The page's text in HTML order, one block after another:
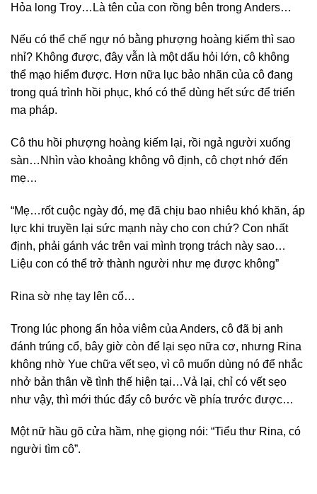
Hỏa long Troy…Là tên của con rồng bên trong Anders…
Nếu có thể chế ngự nó bằng phượng hoàng kiếm thì sao
nhỉ? Không được, đây vẫn là một dấu hỏi lớn, cô không
thể mạo hiểm được. Hơn nữa lục bảo nhãn của cô đang
trong quá trình hồi phục, khó có thể dùng hết sức để triển
ma pháp.
Cô thu hồi phượng hoàng kiếm lại, rồi ngả người xuống
sàn…Nhìn vào khoảng không vô định, cô chợt nhớ đến
mẹ…
“Mẹ…rốt cuộc ngày đó, mẹ đã chịu bao nhiêu khó khăn, áp
lực khi truyền lại sức mạnh này cho con chứ? Con nhất
định, phải gánh vác trên vai mình trọng trách này sao…
Liệu con có thể trở thành người như mẹ được không”
Rina sờ nhẹ tay lên cổ…
Trong lúc phong ấn hỏa viêm của Anders, cô đã bị anh
đánh trúng cổ, bây giờ còn để lại sẹo nữa cơ, nhưng Rina
không nhờ Yue chữa vết sẹo, vì cô muốn dùng nó để nhắc
nhở bản thân về tình thế hiện tại…Vả lại, chỉ có vết sẹo
như vậy, thì mới thúc đẩy cô bước về phía trước được…
Một nữ hầu gõ cửa hầm, nhẹ giọng nói: “Tiểu thư Rina, có
người tìm cô”.